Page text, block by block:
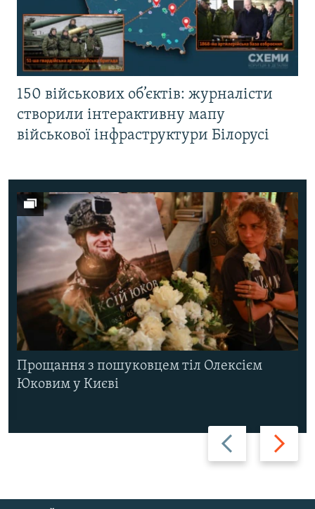
150 військових об’єктів: журналісти
створили інтерактивну мапу
військової інфраструктури Білорусі
Назад Вперед
Прощання з пошуковцем тіл Олексієм
Юковим у Києві